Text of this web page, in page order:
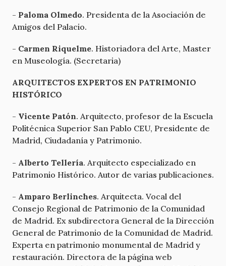
- Paloma Olmedo. Presidenta de la Asociación de
Amigos del Palacio.
- Carmen Riquelme. Historiadora del Arte, Master
en Museología. (Secretaria)
ARQUITECTOS EXPERTOS EN PATRIMONIO
HISTÓRICO
- Vicente Patón. Arquitecto, profesor de la Escuela
Politécnica Superior San Pablo CEU, Presidente de
Madrid, Ciudadanía y Patrimonio.
- Alberto Tellería. Arquitecto especializado en
Patrimonio Histórico. Autor de varias publicaciones.
- Amparo Berlinches. Arquitecta. Vocal del
Consejo Regional de Patrimonio de la Comunidad
de Madrid. Ex subdirectora General de la Dirección
General de Patrimonio de la Comunidad de Madrid.
Experta en patrimonio monumental de Madrid y
restauración. Directora de la página web